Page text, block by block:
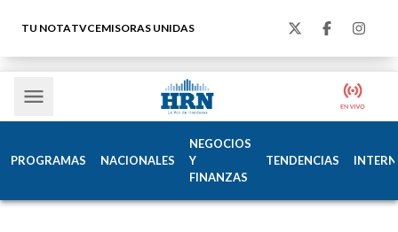
TU NOTATVCEMISORAS UNIDAS
PROGRAMAS NACIONALES
NEGOCIOS
Y
FINANZAS
TENDENCIAS